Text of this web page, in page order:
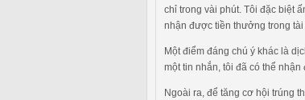
chỉ trong vài phút. Tôi đặc biệt
nhận được tiền thưởng trong
Một điểm đáng chú ý khác là
một tin nhắn, tôi đã có thể
Ngoài ra, để tăng cơ hội trúng